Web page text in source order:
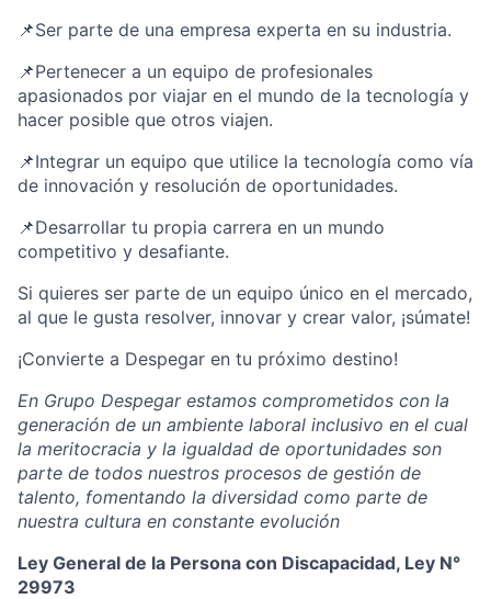
📌Ser parte de una empresa experta en su industria.
📌Pertenecer a un equipo de profesionales
apasionados por viajar en el mundo de la tecnología y
hacer posible que otros viajen.
📌Integrar un equipo que utilice la tecnología como vía
de innovación y resolución de oportunidades.
📌Desarrollar tu propia carrera en un mundo
competitivo y desafiante.
Si quieres ser parte de un equipo único en el mercado,
al que le gusta resolver, innovar y crear valor, ¡súmate!
¡Convierte a Despegar en tu próximo destino!
En Grupo Despegar estamos comprometidos con la
generación de un ambiente laboral inclusivo en el cual
la meritocracia y la igualdad de oportunidades son
parte de todos nuestros procesos de gestión de
talento, fomentando la diversidad como parte de
nuestra cultura en constante evolución
Ley General de la Persona con Discapacidad, Ley N°
29973